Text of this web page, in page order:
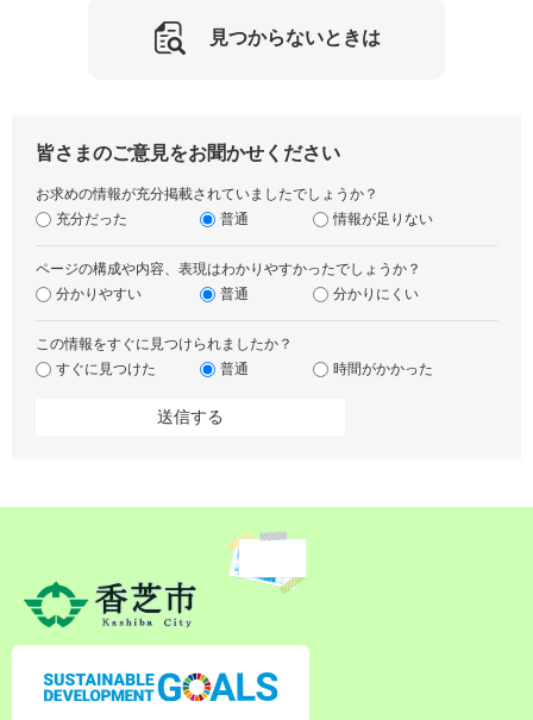
見つからないときは
皆さまのご意見をお聞かせください
お求めの情報が充分掲載されていましたでしょうか？
充分だった
普通 情報が足りない
ページの構成や内容、表現はわかりやすかったでしょうか？
分かりやすい
普通 分かりにくい
この情報をすぐに見つけられましたか？
すぐに見つけた
普通 時間がかかった